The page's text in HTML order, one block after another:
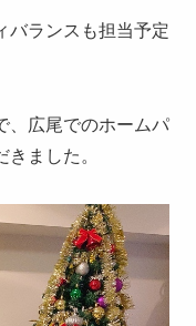
バランスも担当予定
、広尾でのホームパ
ました。